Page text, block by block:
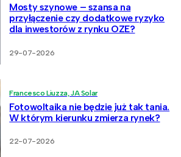
Mosty szynowe – szansa na
przyłączenie czy dodatkowe ryzyko
dla inwestorów z rynku OZE?
29-07-2026
Francesco Liuzza, JA Solar
Fotowoltaika nie będzie już tak tania.
W którym kierunku zmierza rynek?
22-07-2026